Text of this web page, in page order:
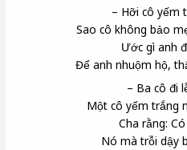
– Hỡi cô yếm
Sao cô không bảo
Ước gì anh
Để anh nhuộm hộ,
– Ba cô đi
Một cô yếm trắng
Cha rằng:
Nó mà trỗi dậy